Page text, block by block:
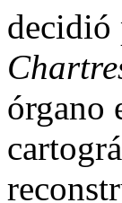
decidió
órgano